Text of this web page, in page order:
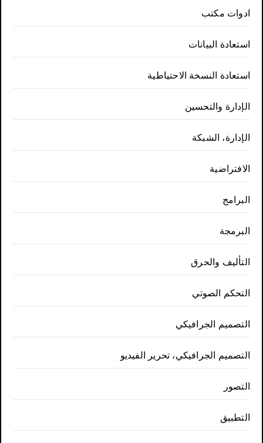
ادوات مكتب
استعادة البيانات
استعادة النسخة الاحتياطية
الإدارة والتحسين
الإدارة، الشبكة
الافتراضية
البرامج
البرمجة
التأليف والحرق
التحكم الصوتي
التصميم الجرافيكي
التصميم الجرافيكي، تحرير الفيديو
التصور
التطبيق